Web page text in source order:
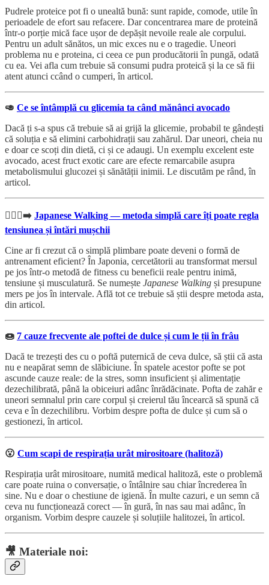
Pudrele proteice pot fi o unealtă bună: sunt rapide, comode, utile în
perioadele de efort sau refacere. Dar concentrarea mare de proteină
într-o porție mică face ușor de depășit nevoile reale ale corpului.
Pentru un adult sănătos, un mic exces nu e o tragedie. Uneori
problema nu e proteina, ci ceea ce pun producătorii în pungă, odată
cu ea. Vei afla cum trebuie să consumi pudra proteică și la ce să fii
atent atunci ccând o cumperi, în articol.
🥑 Ce se întâmplă cu glicemia ta când mănânci avocado
Dacă ți s-a spus că trebuie să ai grijă la glicemie, probabil te gândești
că soluția e să elimini carbohidrații sau zahărul. Dar uneori, cheia nu
e doar ce scoți din dietă, ci și ce adaugi. Un exemplu excelent este
avocado, acest fruct exotic care are efecte remarcabile asupra
metabolismului glucozei și sănătății inimii. Le discutăm pe rând, în
articol.
🚶🏻‍♂️‍➡️ Japanese Walking — metoda simplă care îți poate regla
tensiunea și întări mușchii
Cine ar fi crezut că o simplă plimbare poate deveni o formă de
antrenament eficient? În Japonia, cercetătorii au transformat mersul
pe jos într-o metodă de fitness cu beneficii reale pentru inimă,
tensiune și musculatură. Se numește Japanese Walking și presupune
mers pe jos în intervale. Află tot ce trebuie să știi despre metoda asta,
din articol.
🍩 7 cauze frecvente ale poftei de dulce și cum le ții în frâu
Dacă te trezești des cu o poftă puternică de ceva dulce, să știi că asta
nu e neapărat semn de slăbiciune. În spatele acestor pofte se pot
ascunde cauze reale: de la stres, somn insuficient și alimentație
dezechilibrată, până la obiceiuri adânc înrădăcinate. Pofta de zahăr e
uneori semnalul prin care corpul și creierul tău încearcă să spună că
ceva e în dezechilibru. Vorbim despre pofta de dulce și cum să o
gestionezi, în articol.
😮 Cum scapi de respirația urât mirositoare (halitoză)
Respirația urât mirositoare, numită medical halitoză, este o problemă
care poate ruina o conversație, o întâlnire sau chiar încrederea în
sine. Nu e doar o chestiune de igienă. În multe cazuri, e un semn că
ceva nu funcționează corect — în gură, în nas sau mai adânc, în
organism. Vorbim despre cauzele și soluțiile halitozei, în articol.
🎥 Materiale noi: